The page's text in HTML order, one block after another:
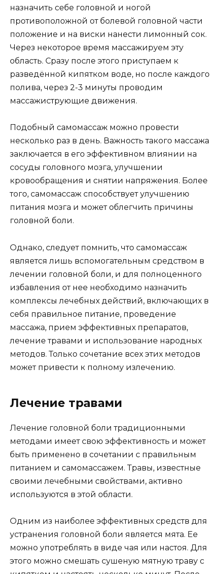
назначить себе головной и ногой
противоположной от болевой головной части
положение и на виски нанести лимонный сок.
Через некоторое время массажируем эту
область. Сразу после этого приступаем к
разведённой кипятком воде, но после каждого
полива, через 2-3 минуты проводим
массажиструющие движения.
Подобный самомассаж можно провести
несколько раз в день. Важность такого массажа
заключается в его эффективном влиянии на
сосуды головного мозга, улучшении
кровообращения и снятии напряжения. Более
того, самомассаж способствует улучшению
питания мозга и может облегчить причины
головной боли.
Однако, следует помнить, что самомассаж
является лишь вспомогательным средством в
лечении головной боли, и для полноценного
избавления от нее необходимо назначить
комплексы лечебных действий, включающих в
себя правильное питание, проведение
массажа, прием эффективных препаратов,
лечение травами и использование народных
методов. Только сочетание всех этих методов
может привести к полному излечению.
Лечение травами
Лечение головной боли традиционными
методами имеет свою эффективность и может
быть применено в сочетании с правильным
питанием и самомассажем. Травы, известные
своими лечебными свойствами, активно
используются в этой области.
Одним из наиболее эффективных средств для
устранения головной боли является мята. Ее
можно употреблять в виде чая или настоя. Для
этого можно смешать сушеную мятную траву с